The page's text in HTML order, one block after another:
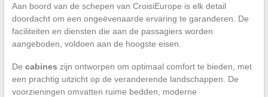
Aan boord van de schepen van CroisiEurope is elk detail
doordacht om een ongeëvenaarde ervaring te garanderen. De
faciliteiten en diensten die aan de passagiers worden
aangeboden, voldoen aan de hoogste eisen.
De cabines zijn ontworpen om optimaal comfort te bieden, met
een prachtig uitzicht op de veranderende landschappen. De
voorzieningen omvatten ruime bedden, moderne